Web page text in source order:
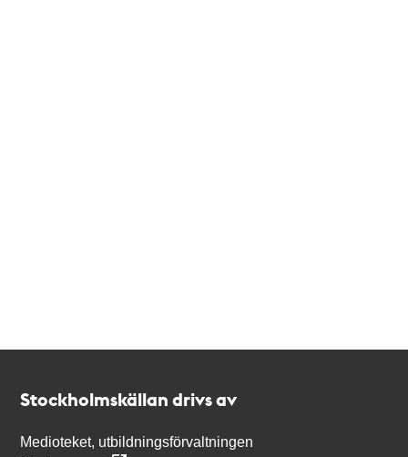
Stockholmskällan drivs av
Medioteket, utbildningsförvaltningen